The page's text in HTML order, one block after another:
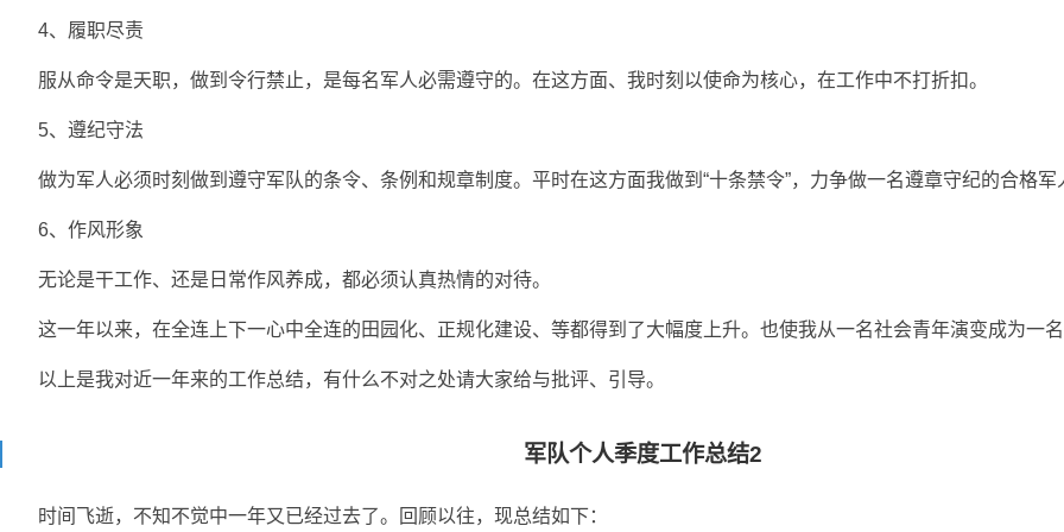
4、履职尽责
服从命令是天职，做到令行禁止，是每名军人必需遵守的。在这方面、我时刻以使命为核心，在工作中不打折扣。
5、遵纪守法
做为军人必须时刻做到遵守军队的条令、条例和规章制度。平时在这方面我做到“十条禁令”，力争做一名遵章守纪的合格军
6、作风形象
无论是干工作、还是日常作风养成，都必须认真热情的对待。
这一年以来，在全连上下一心中全连的田园化、正规化建设、等都得到了大幅度上升。也使我从一名社会青年演变成为一
以上是我对近一年来的工作总结，有什么不对之处请大家给与批评、引导。
军队个人季度工作总结2
时间飞逝，不知不觉中一年又已经过去了。回顾以往，现总结如下：